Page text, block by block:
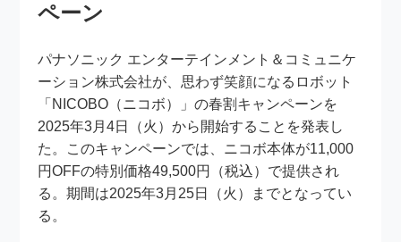
ペーン
パナソニック エンターテインメント＆コミュニケ
ーション株式会社が、思わず笑顔になるロボット
「NICOBO（ニコボ）」の春割キャンペーンを
2025年3月4日（火）から開始することを発表し
た。このキャンペーンでは、ニコボ本体が11,000
円OFFの特別価格49,500円（税込）で提供され
る。期間は2025年3月25日（火）までとなってい
る。